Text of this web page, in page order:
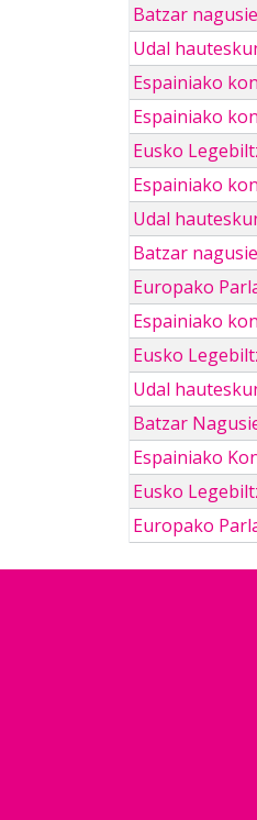
Batzar
Udal
Espainiako
Espainiako
Eusko
Espainiako
Udal
Batzar
Europako
Espainiako
Eusko
Udal
Batzar
Espainiako
Eusko
Europako